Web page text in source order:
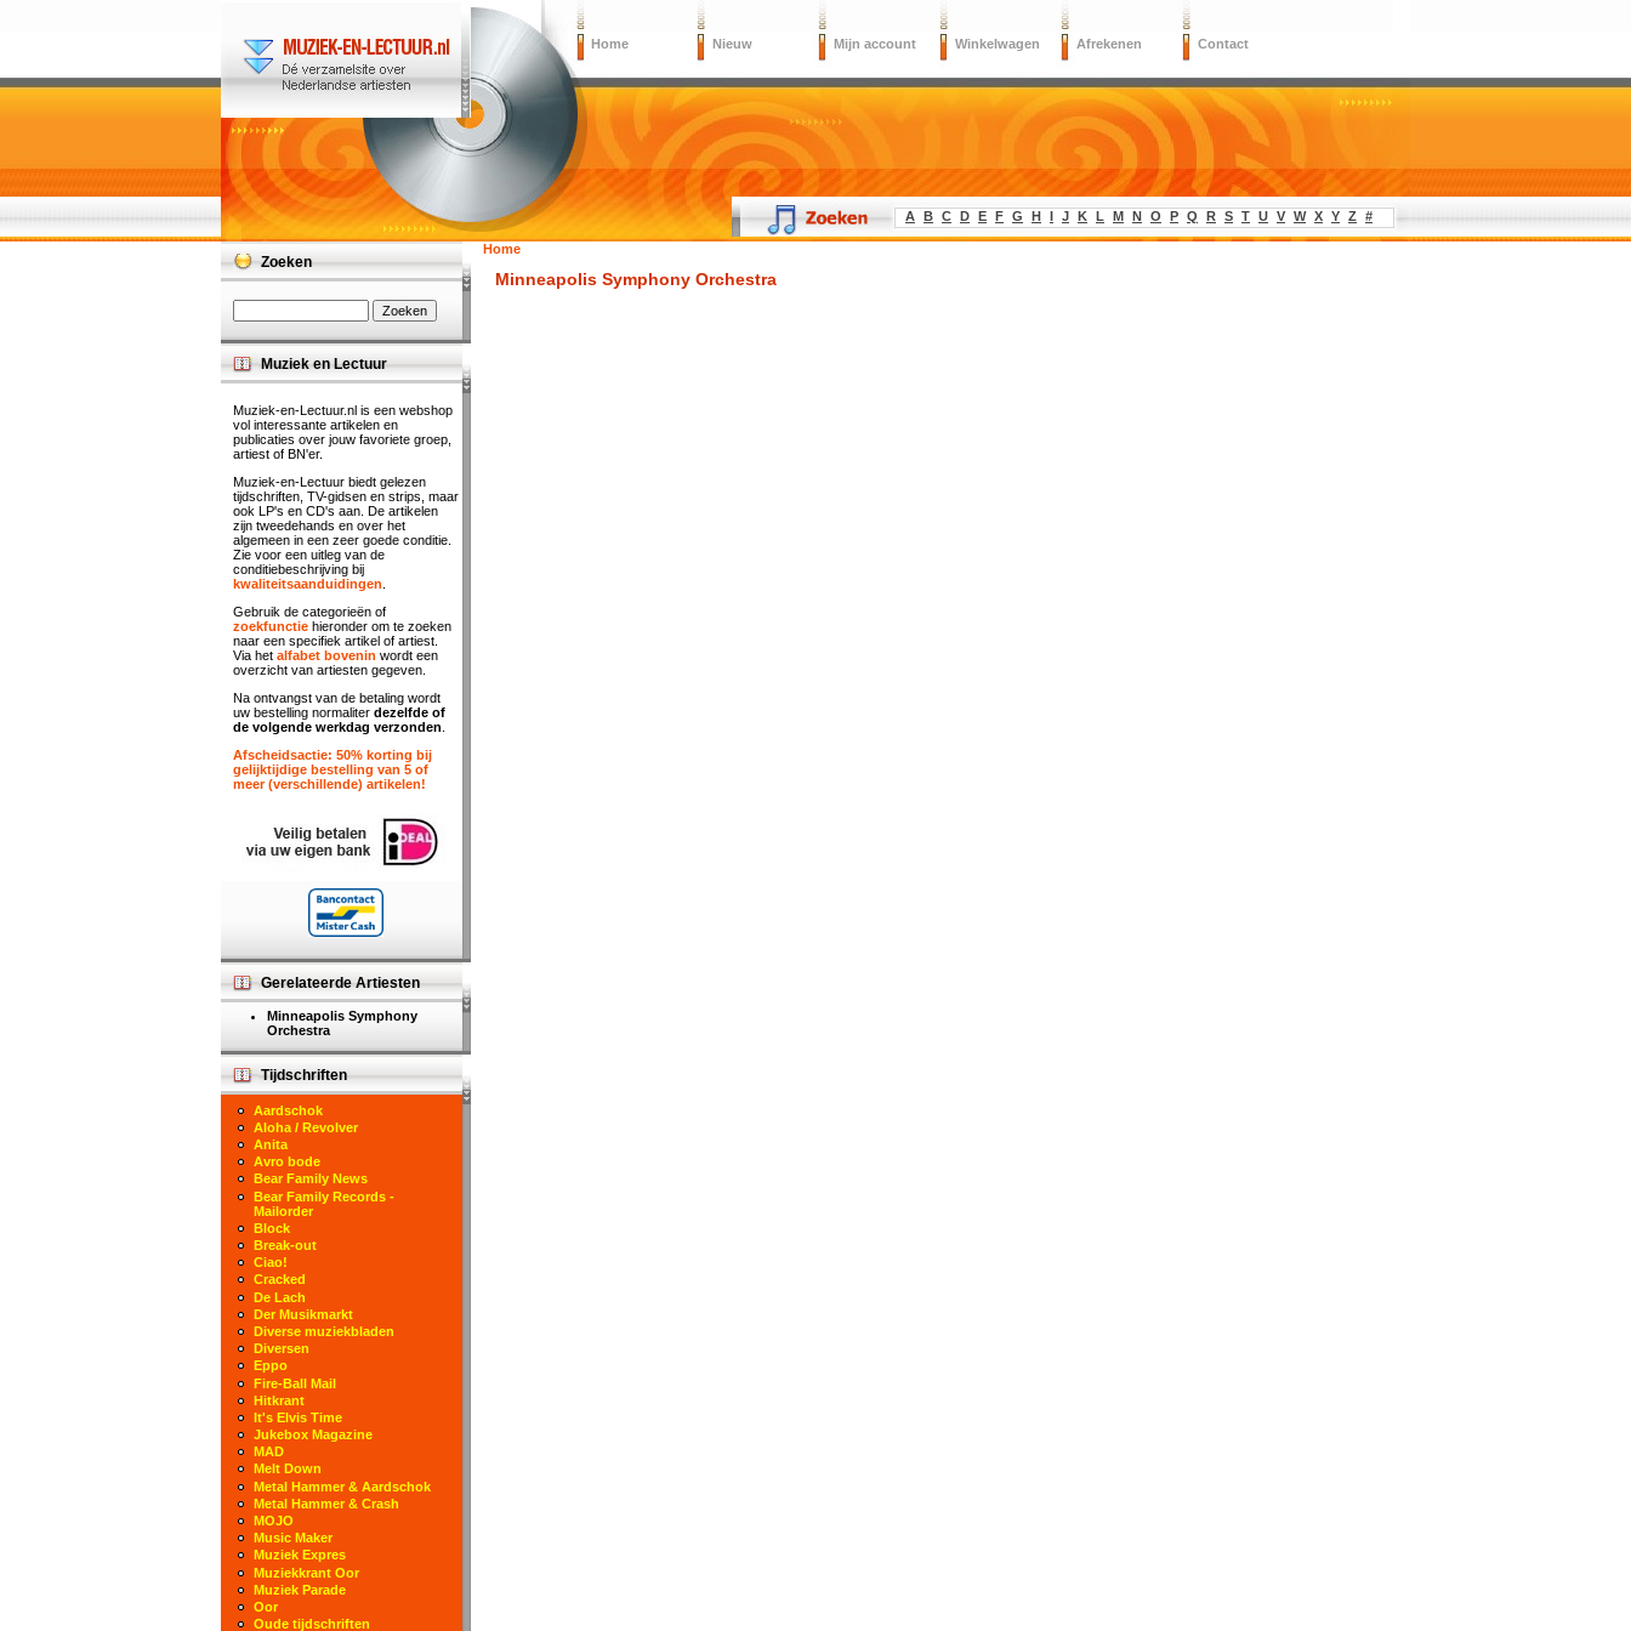
Home Nieuw Mijn account Winkelwagen Afrekenen Contact
A B C D E F G H I J K L M N O P Q R S T U V W X Y Z #
Home
Minneapolis Symphony Orchestra
Zoeken
Muziek en Lectuur
Muziek-en-Lectuur.nl is een webshop
vol interessante artikelen en
publicaties over jouw favoriete groep,
artiest of BN'er.
Muziek-en-Lectuur biedt gelezen
tijdschriften, TV-gidsen en strips, maar
ook LP's en CD's aan. De artikelen
zijn tweedehands en over het
algemeen in een zeer goede conditie.
Zie voor een uitleg van de
conditiebeschrijving bij
kwaliteitsaanduidingen
Gebruik de categorieën of
zoekfunctie hieronder om te zoeken
naar een specifiek artikel of artiest.
Via het alfabet bovenin wordt een
overzicht van artiesten gegeven.
Na ontvangst van de betaling wordt
uw bestelling normaliter dezelfde of
de volgende werkdag verzonden
Afscheidsactie: 50% korting bij
gelijktijdige bestelling van 5 of
meer (verschillende) artikelen!
Gerelateerde Artiesten
Minneapolis Symphony
Orchestra
Tijdschriften
Aardschok
Aloha / Revolver
Anita
Avro bode
Bear Family News
Bear Family Records -
Mailorder
Block
Break-out
Ciao!
Cracked
De Lach
Der Musikmarkt
Diverse muziekbladen
Diversen
Eppo
Fire-Ball Mail
Hitkrant
It's Elvis Time
Jukebox Magazine
MAD
Melt Down
Metal Hammer & Aardschok
Metal Hammer & Crash
MOJO
Music Maker
Muziek Expres
Muziekkrant Oor
Muziek Parade
Oor
Oude tijdschriften